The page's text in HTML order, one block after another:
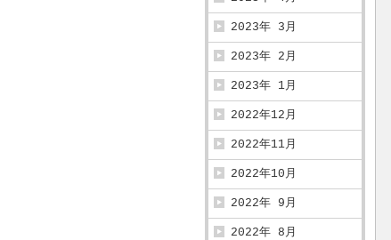
2023年 3月
2023年 2月
2023年 1月
2022年12月
2022年11月
2022年10月
2022年 9月
2022年 8月